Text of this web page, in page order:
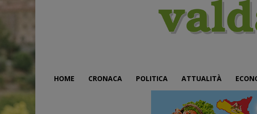
HOME CRONACA POLITICA ATTUALITÀ